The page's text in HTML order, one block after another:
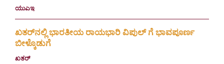
ಯುಎಇ
ಖತರ್‌ನಲ್ಲಿ ಭಾರತೀಯ ರಾಯಭಾರಿ ವಿಪುಲ್ ಗೆ ಭಾವಪೂರ್ಣ
ಬೀಳ್ಕೊಡುಗೆ
ಖತರ್